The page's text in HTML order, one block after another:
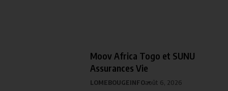
Moov Africa Togo et SUNU
Assurances Vie
LOMEBOUGEINFOaoût 6, 2026